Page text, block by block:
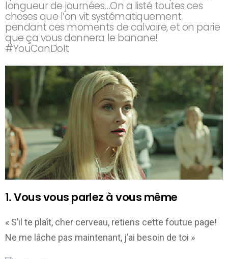
longueur de journées…On a listé toutes ces
choses que l’on vit systématiquement
pendant ces moments de calvaire, et on parie
que ça vous donnera le banane!
#YouCanDoIt
1. Vous vous parlez à vous même
« S’il te plaît, cher cerveau, retiens cette foutue page!
Ne me lâche pas maintenant, j’ai besoin de toi »